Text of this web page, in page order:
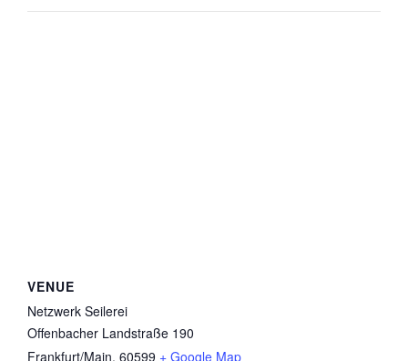
VENUE
Netzwerk Seilerei
Offenbacher Landstraße 190
Frankfurt/Main, 60599 + Google Map